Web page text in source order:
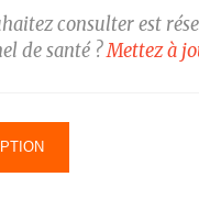
consulter est
de santé ?Mettez à